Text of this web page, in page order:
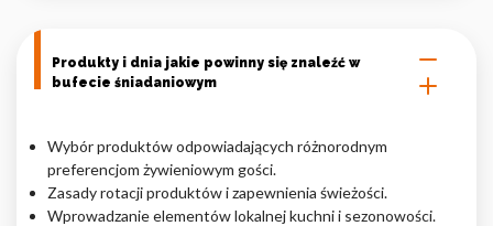
Produkty i dnia jakie powinny się znaleźć w
bufecie śniadaniowym
Wybór produktów odpowiadających różnorodnym
preferencjom żywieniowym gości.
Zasady rotacji produktów i zapewnienia świeżości.
Wprowadzanie elementów lokalnej kuchni i sezonowości.